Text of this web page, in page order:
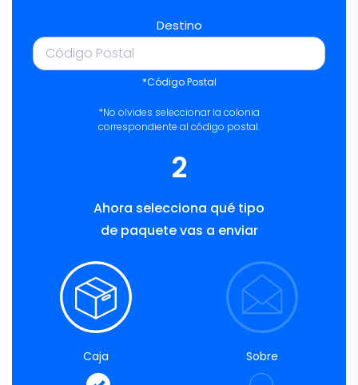
Destino
*Código Postal
*No olvides seleccionar la colonia
correspondiente al código postal.
2
Ahora selecciona qué tipo
de paquete vas a enviar
Caja Sobre